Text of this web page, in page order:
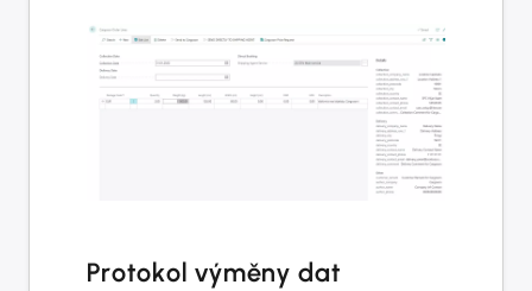
Protokol výměny dat